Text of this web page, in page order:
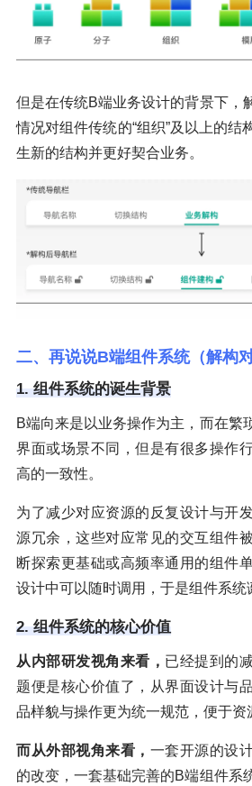
但是在传统B端业务设计的背景下，
情况对组件传统的“组织”及以上的结
生新的结构并更好契合业务。
二、再说说B端组件系统（解构对
1. 组件系统的诞生背景
B端向来是以业务操作为主，而在繁
界面或场景不同，但是有很多操作
高的一致性。
为了减少对应资源的反复设计与开
源冗余，这些对应常见的交互组件
断探索更基础或高频率通用的组件
设计中可以随时调用，于是组件系统
2. 组件系统的核心价值
从内部研发视角来看， 已经提到的
题便是核心价值了，从界面设计与
品样貌与操作更为统一规范，便于资
而从外部视角来看， 一套开源的设
的改变，一套基础完善的B端组件系